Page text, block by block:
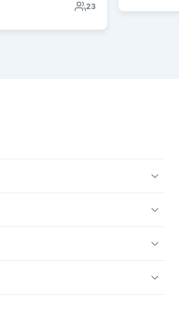
23